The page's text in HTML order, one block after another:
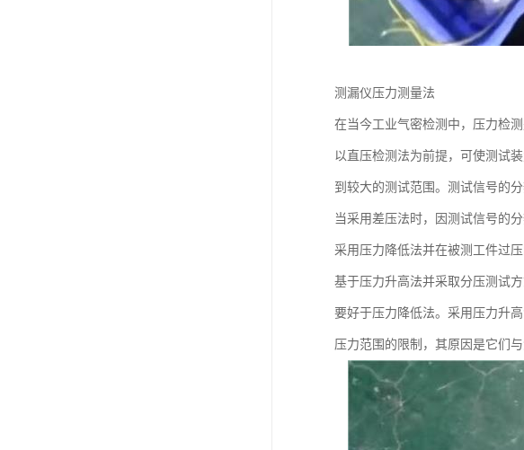
测漏仪压力测量法
在当今工业气密检测中，压力检
以直压检测法为前提，可使测试
到较大的测试范围。测试信号的
当采用差压法时，因测试信号的
采用压力降低法并在被测工件过
基于压力升高法并采取分压测试
要好于压力降低法。采用压力升
压力范围的限制，其原因是它们与